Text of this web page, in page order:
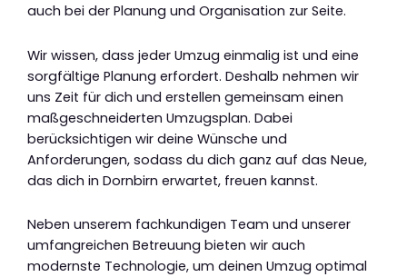
auch bei der Planung und Organisation zur Seite.
Wir wissen, dass jeder Umzug einmalig ist und eine
sorgfältige Planung erfordert. Deshalb nehmen wir
uns Zeit für dich und erstellen gemeinsam einen
maßgeschneiderten Umzugsplan. Dabei
berücksichtigen wir deine Wünsche und
Anforderungen, sodass du dich ganz auf das Neue,
das dich in Dornbirn erwartet, freuen kannst.
Neben unserem fachkundigen Team und unserer
umfangreichen Betreuung bieten wir auch
modernste Technologie, um deinen Umzug optimal